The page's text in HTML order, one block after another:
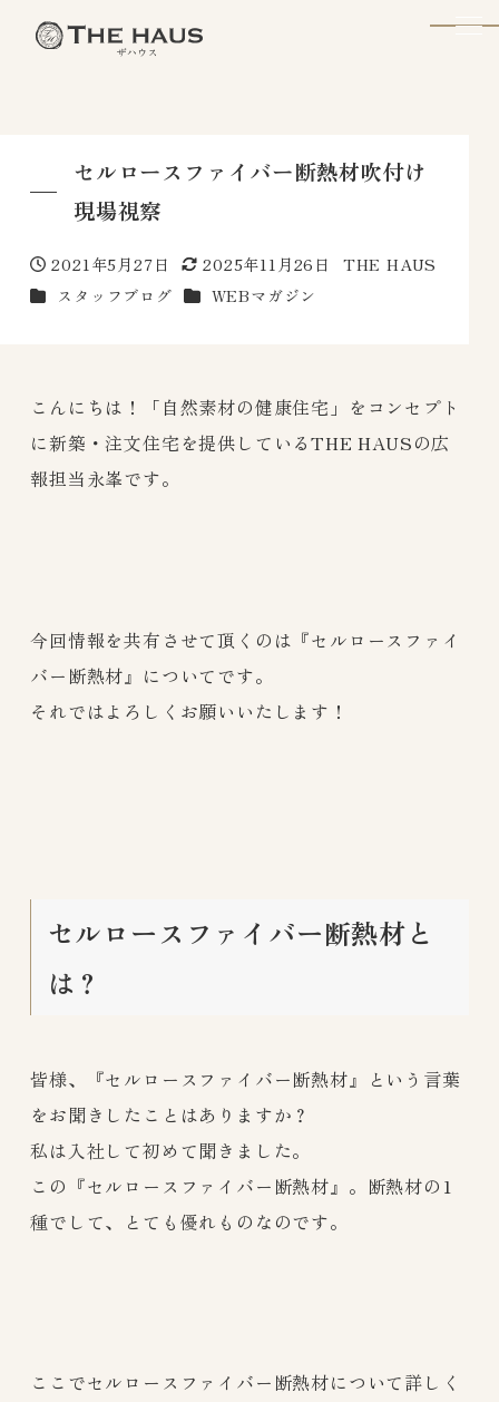
セルロースファイバー断熱材吹付け
現場視察
投稿日
2021年5月27日
更新日
2025年11月26日
著
THE HAUS
カテゴリー
スタッフブログ カテゴリー
WEBマガジン
こんにちは！「自然素材の健康住宅」をコンセプト
に新築・注文住宅を提供しているTHE HAUSの広
報担当永峯です。
今回情報を共有させて頂くのは『セルロースファイ
バー断熱材』についてです。
それではよろしくお願いいたします！
セルロースファイバー断熱材と
は？
皆様、『セルロースファイバー断熱材』という言葉
をお聞きしたことはありますか？
私は入社して初めて聞きました。
この『セルロースファイバー断熱材』。断熱材の1
種でして、とても優れものなのです。
ここでセルロースファイバー断熱材について詳しく